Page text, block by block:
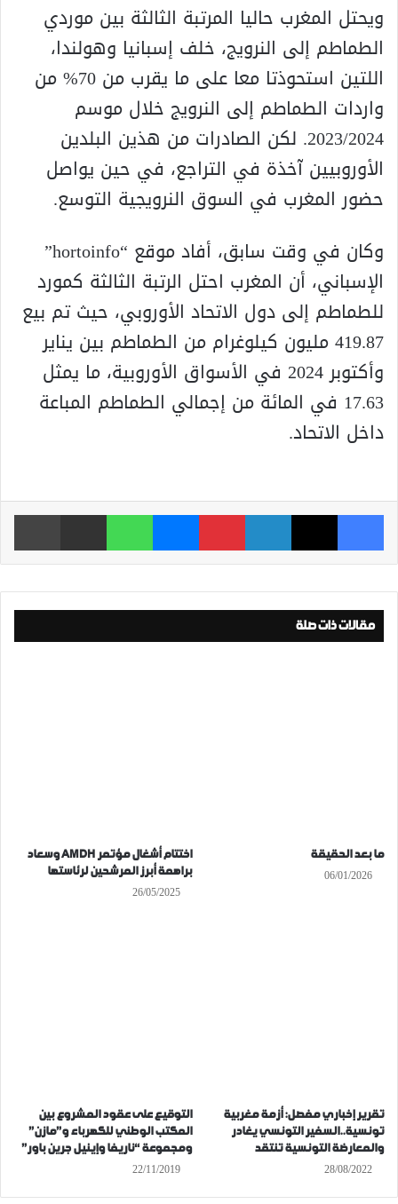
ويحتل المغرب حاليا المرتبة الثالثة بين موردي
الطماطم إلى النرويج، خلف إسبانيا وهولندا،
اللتين استحوذتا معا على ما يقرب من 70% من
واردات الطماطم إلى النرويج خلال موسم
2023/2024. لكن الصادرات من هذين البلدين
الأوروبيين آخذة في التراجع، في حين يواصل
حضور المغرب في السوق النرويجية التوسع.
وكان في وقت سابق، أفاد موقع “hortoinfo”
الإسباني، أن المغرب احتل الرتبة الثالثة كمورد
للطماطم إلى دول الاتحاد الأوروبي، حيث تم بيع
419.87 مليون كيلوغرام من الطماطم بين يناير
وأكتوبر 2024 في الأسواق الأوروبية، ما يمثل
17.63 في المائة من إجمالي الطماطم المباعة
داخل الاتحاد.
فيسبوك ‫X لينكدإن بينتيريست ماسنجر واتساب مشاركة عبر البريد
مقالات ذات صلة
ما بعد الحقيقة
06/01/2026
اختتام أشغال مؤتمر AMDH وسعاد
براهمة أبرز المرشحين لرئاستها
26/05/2025
تقرير إخباري مفصل: أزمة مغربية
تونسية..السفير التونسي يغادر
والمعارضة التونسية تنتقد
28/08/2022
التوقيع على عقود المشروع بين
المكتب الوطني للكهرباء و”مازن”
ومجموعة “ناريفا وإينيل جرين باور”
22/11/2019